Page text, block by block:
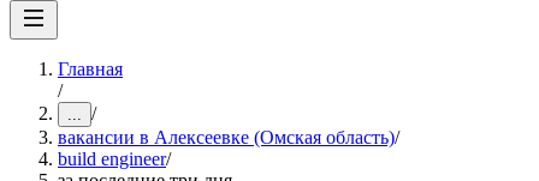
Главная
/
... /
вакансии в Алексеевке (Омская область)/
build engineer/